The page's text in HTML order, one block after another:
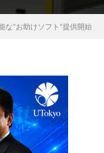
な“お助けソフト”提供開始